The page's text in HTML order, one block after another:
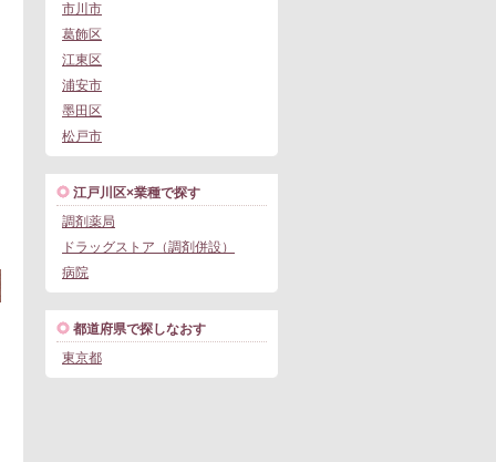
この求人にフォームで問い合わせる
市川市
葛飾区
江東区
浦安市
墨田区
松戸市
江戸川区×業種で探す
調剤薬局
ドラッグストア（調剤併設）
病院
都道府県で探しなおす
東京都